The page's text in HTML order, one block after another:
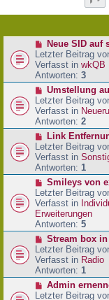
N
e
u
e
r
B
e
i
t
a
g
Neue SID auf
Letzter Beitrag
Verfasst in wkQB
Antworten: 3
N
e
u
e
r
B
e
i
t
a
g
Umstellung
Letzter Beitrag
Verfasst in
Antworten: 2
N
e
u
e
r
B
e
i
t
r
a
g
Link
Letzter Beitrag
Verfasst in
Antworten: 1
N
e
u
e
r
B
e
i
t
r
a
g
Smileys von
Letzter Beitrag
Verfasst in
Erweiterungen
Antworten: 5
N
e
u
e
r
B
Stream box
Letzter Beitrag
Verfasst in Radio
Antworten: 1
N
e
Admin
Letzter Beitrag